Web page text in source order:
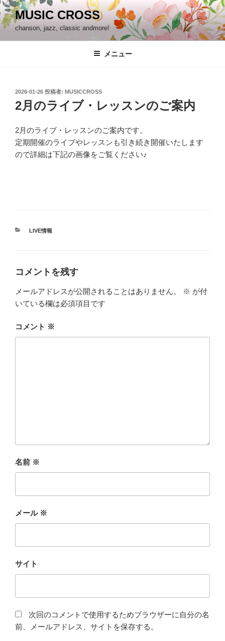
コ
ン
テ
ン
MUSIC CROSS
chanson, jazz, classic andmore!
メニュー
投
稿
日:
2026-01-26 投稿者: MUSICCROSS
2月のライブ・レッスンのご案内
2月のライブ・レッスンのご案内です。
定期開催のライブやレッスンも引き続き開催いたします
ので詳細は下記の画像をご覧ください♪
カ
LIVE情報
コメントを残す
メールアドレスが公開されることはありません。 ※ が付
いている欄は必須項目です
コメント ※
名前 ※
メール ※
サイト
次回のコメントで使用するためブラウザーに自分の名
前、メールアドレス、サイトを保存する。